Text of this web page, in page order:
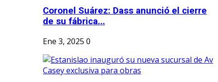
Coronel Suárez: Dass anunció el cierre
de su fábrica...
Ene 3, 2025 0